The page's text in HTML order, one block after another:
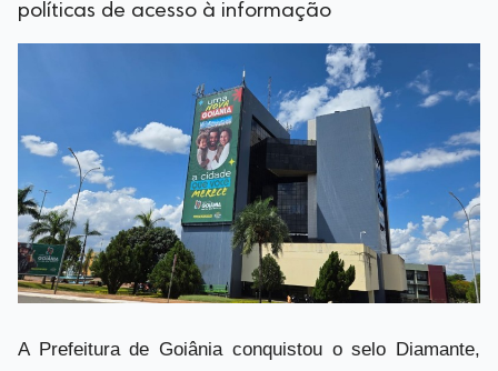
políticas de acesso à informação
A Prefeitura de Goiânia conquistou o selo Diamante,